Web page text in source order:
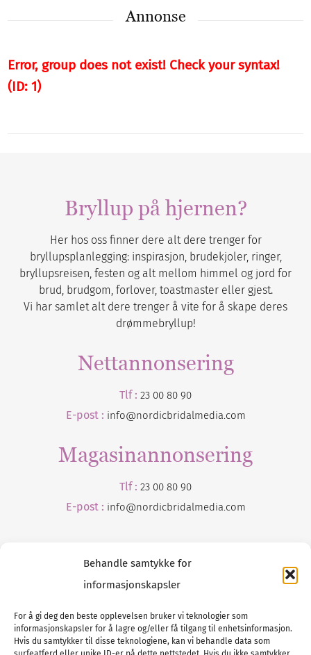
Behandle samtykke for
informasjonskapsler
For å gi deg den beste opplevelsen bruker vi teknologier som
informasjonskapsler for å lagre og/eller få tilgang til enhetsinformasjon.
Hvis du samtykker til disse teknologiene, kan vi behandle data som
Annonse
Error, group does not exist! Check your syntax!
(ID: 1)
Bryllup på hjernen?
Her hos oss finner dere alt dere trenger for
bryllupsplanlegging: inspirasjon, brudekjoler, ringer,
bryllupsreisen, festen og alt mellom himmel og jord for
brud, brudgom, forlover, toastmaster eller gjest.
Vi har samlet alt dere trenger å vite for å skape deres
drømmebryllup!
Nettannonsering
Tlf : 23 00 80 90
E-post : info@nordicbridalmedia.com
Magasinannonsering
Tlf : 23 00 80 90
E-post : info@nordicbridalmedia.com
Tlf :23 00 80 90